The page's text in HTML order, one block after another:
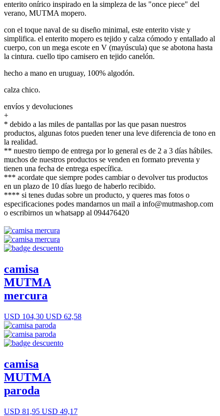
enterito onírico inspirado en la simpleza de las "once piece" del
verano, MUTMA mopero.
con el toque naval de su diseño minimal, este enterito viste y
simplifica. el enterito mopero es tejido y calza cómodo y entallado al
cuerpo, con un mega escote en V (mayúscula) que se abotona hasta
la cintura. cuello tipo camisero en tejido canelón.
hecho a mano en uruguay, 100% algodón.
calza chico.
envíos y devoluciones
+
* debido a las miles de pantallas por las que pasan nuestros
productos, algunas fotos pueden tener una leve diferencia de tono en
la realidad.
** nuestro tiempo de entrega por lo general es de 2 a 3 días hábiles.
muchos de nuestros productos se venden en formato preventa y
tienen una fecha de entrega específica.
*** acordate que siempre podes cambiar o devolver tus productos
en un plazo de 10 días luego de haberlo recibido.
**** si tenes dudas sobre un producto, y queres mas fotos o
especificaciones podes mandarnos un mail a info@mutmashop.com
o escribirnos un whatsapp al 094476420
camisa
MUTMA
mercura
USD 104,30 USD 62,58
camisa
MUTMA
paroda
USD 81,95 USD 49,17